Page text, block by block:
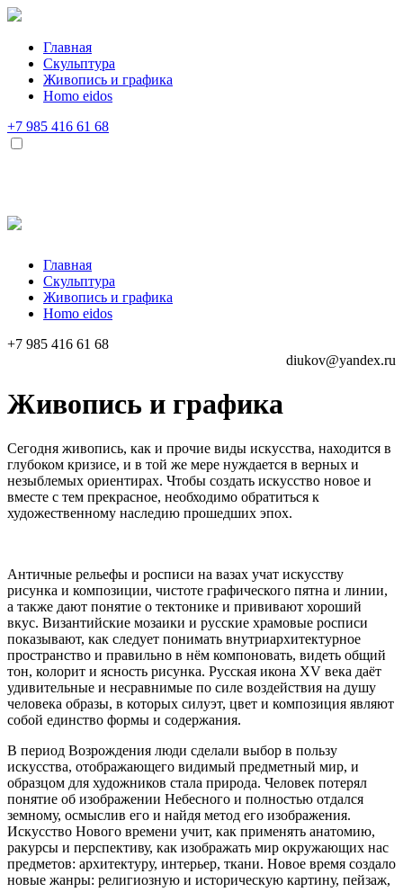
Главная
Скульптура
Живопись и графика
Homo eidos
+7 985 416 61 68
Главная
Скульптура
Живопись и графика
Homo eidos
+7 985 416 61 68
diukov@yandex.ru
Живопись и графика
Сегодня живопись, как и прочие виды искусства, находится в
глубоком кризисе, и в той же мере нуждается в верных и
незыблемых ориентирах. Чтобы создать искусство новое и
вместе с тем прекрасное, необходимо обратиться к
художественному наследию прошедших эпох.
Античные рельефы и росписи на вазах учат искусству
рисунка и композиции, чистоте графического пятна и линии,
а также дают понятие о тектонике и прививают хороший
вкус. Византийские мозаики и русские храмовые росписи
показывают, как следует понимать внутриархитектурное
пространство и правильно в нём компоновать, видеть общий
тон, колорит и ясность рисунка. Русская икона XV века даёт
удивительные и несравнимые по силе воздействия на душу
человека образы, в которых силуэт, цвет и композиция являют
собой единство формы и содержания.
В период Возрождения люди сделали выбор в пользу
искусства, отображающего видимый предметный мир, и
образцом для художников стала природа. Человек потерял
понятие об изображении Небесного и полностью отдался
земному, осмыслив его и найдя метод его изображения.
Искусство Нового времени учит, как применять анатомию,
ракурсы и перспективу, как изображать мир окружающих нас
предметов: архитектуру, интерьер, ткани. Новое время создало
новые жанры: религиозную и историческую картину, пейзаж,